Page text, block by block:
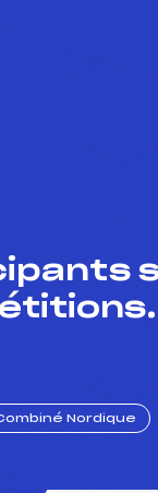
Nordique